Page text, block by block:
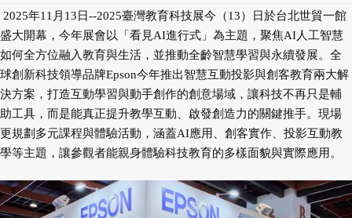
2025年11月13日--2025臺灣教育科技展今（13）日於台北世貿一館
盛大開幕，今年展會以「看見AI進行式」為主題，聚焦AI人工智慧
如何全方位融入教育與生活，並推動全齡智慧學習與永續發展。全
球創新科技領導品牌Epson今年推出智慧互動投影與創客教育兩大解
決方案，打造互動學習與動手創作的創意場域，讓科技不再只是輔
助工具，而是能真正提升教學互動、啟發創造力的關鍵推手。現場
更規劃多元課程與體驗活動，涵蓋AI應用、創客實作、投影互動教
學等主題，讓參觀者能親身體驗科技教育的多樣面貌與實際應用。